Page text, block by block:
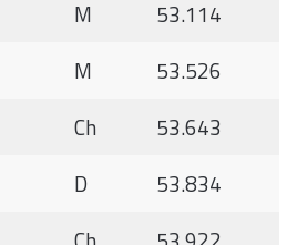
M
53.114
M
53.526
Ch
53.643
D
53.834